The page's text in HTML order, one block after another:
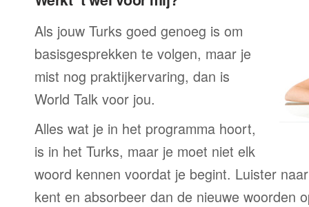
Als jouw Turks goed genoeg is om
basisgesprekken te volgen, maar je
mist nog praktijkervaring, dan is
World Talk voor jou.
Alles wat je in het programma hoort,
is in het Turks, maar je moet niet elk
woord kennen voordat je begint. Luister
kent en absorbeer dan de nieuwe woorden